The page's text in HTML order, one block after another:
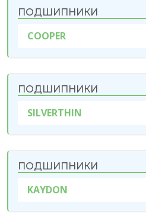
ПОДШИПНИКИ
COOPER
ПОДШИПНИКИ
SILVERTHIN
ПОДШИПНИКИ
KAYDON